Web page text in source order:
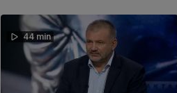
44 min